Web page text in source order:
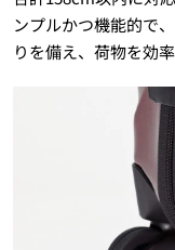
ンプルかつ機能的で
りを備え、荷物を効